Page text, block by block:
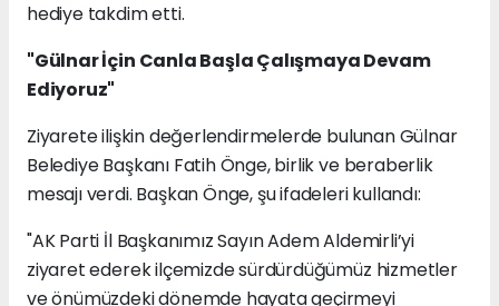
hediye takdim etti.
"Gülnar İçin Canla Başla Çalışmaya Devam
Ediyoruz"
Ziyarete ilişkin değerlendirmelerde bulunan Gülnar
Belediye Başkanı Fatih Önge, birlik ve beraberlik
mesajı verdi. Başkan Önge, şu ifadeleri kullandı:
"AK Parti İl Başkanımız Sayın Adem Aldemirli’yi
ziyaret ederek ilçemizde sürdürdüğümüz hizmetler
ve önümüzdeki dönemde hayata geçirmeyi